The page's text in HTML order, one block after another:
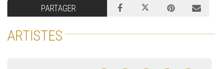
PARTAGER
ARTISTES